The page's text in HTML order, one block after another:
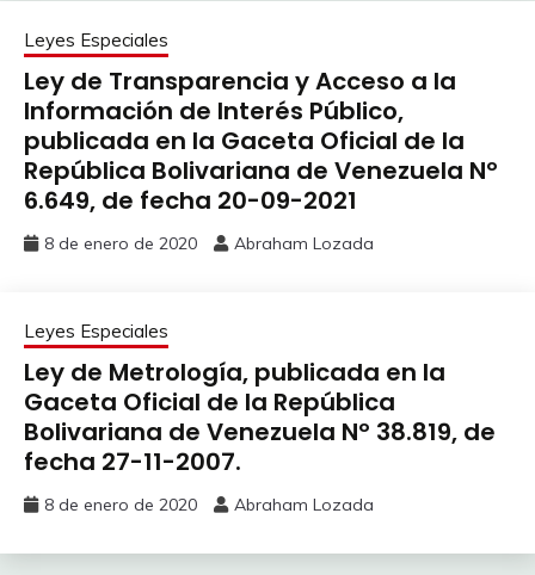
Leyes Especiales
Ley de Transparencia y Acceso a la
Información de Interés Público,
publicada en la Gaceta Oficial de la
República Bolivariana de Venezuela Nº
6.649, de fecha 20-09-2021
8 de enero de 2020 Abraham Lozada
Leyes Especiales
Ley de Metrología, publicada en la
Gaceta Oficial de la República
Bolivariana de Venezuela Nº 38.819, de
fecha 27-11-2007.
8 de enero de 2020 Abraham Lozada